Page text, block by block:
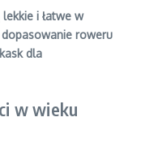
i łatwe w
roweru
dla
w wieku